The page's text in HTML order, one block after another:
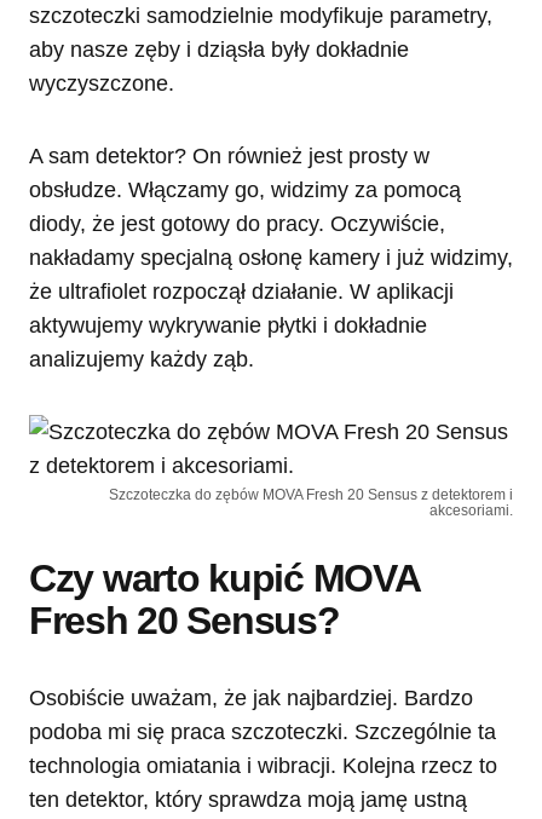
szczoteczki samodzielnie modyfikuje parametry,
aby nasze zęby i dziąsła były dokładnie
wyczyszczone.
A sam detektor? On również jest prosty w
obsłudze. Włączamy go, widzimy za pomocą
diody, że jest gotowy do pracy. Oczywiście,
nakładamy specjalną osłonę kamery i już widzimy,
że ultrafiolet rozpoczął działanie. W aplikacji
aktywujemy wykrywanie płytki i dokładnie
analizujemy każdy ząb.
Szczoteczka do zębów MOVA Fresh 20 Sensus z detektorem i
akcesoriami.
Czy warto kupić MOVA
Fresh 20 Sensus?
Osobiście uważam, że jak najbardziej. Bardzo
podoba mi się praca szczoteczki. Szczególnie ta
technologia omiatania i wibracji. Kolejna rzecz to
ten detektor, który sprawdza moją jamę ustną